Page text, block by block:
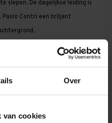
Over
van cookies
slepen. De dagelijkse leiding is
Paolo Contri een briljant
begin oktober handmatig